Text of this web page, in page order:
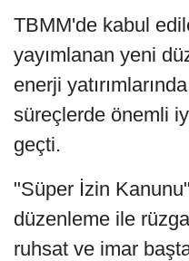
TBMM'de kabul
yayımlanan yeni
enerji
süreçlerde önemli
geçti.
"Süper İzin
düzenleme ile
ruhsat ve imar